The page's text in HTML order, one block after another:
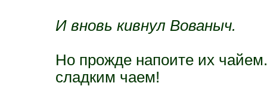
И вновь кивнул Вованыч.
Но прожде напоите их
сладким чаем!